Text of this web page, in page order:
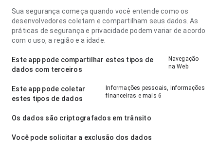
Sua segurança começa quando você entende como os
desenvolvedores coletam e compartilham seus dados. As
práticas de segurança e privacidade podem variar de acordo
com o uso, a região e a idade.
Este app pode compartilhar estes tipos de
dados com terceiros
Navegação
na Web
Este app pode coletar
estes tipos de dados
Informações pessoais, Informações
financeiras e mais 6
Os dados são criptografados em trânsito
Você pode solicitar a exclusão dos dados